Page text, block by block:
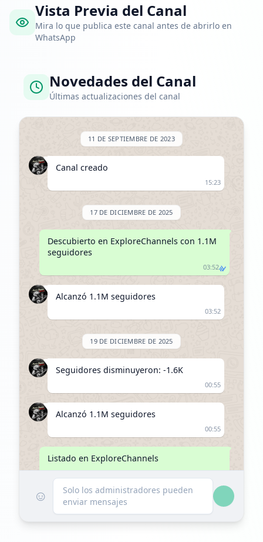
Vista Previa del Canal
Mira lo que publica este canal antes de abrirlo en
WhatsApp
Novedades del Canal
Últimas actualizaciones del canal
11 DE SEPTIEMBRE DE 2023
Canal creado
15:23
17 DE DICIEMBRE DE 2025
Descubierto en ExploreChannels con 1.1M
seguidores
03:52
Alcanzó 1.1M seguidores
03:52
19 DE DICIEMBRE DE 2025
Seguidores disminuyeron: -1.6K
00:55
Alcanzó 1.1M seguidores
00:55
Listado en ExploreChannels
15:13
7 DE ENERO DE 2026
☺
Solo los administradores pueden
enviar mensajes